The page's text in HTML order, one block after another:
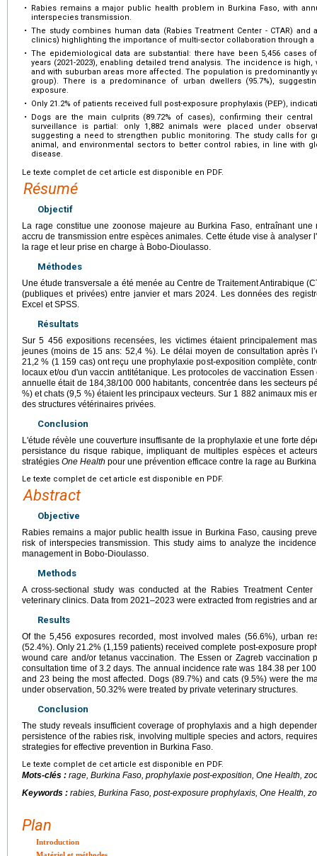
•
Rabies remains a major public health problem in Burkina Faso, with
interspecies transmission.
• The study combines human data (Rabies Treatment Center - CTAR) and
clinics) highlighting the importance of multi-sector collaboration through a
• The epidemiological data are substantial: there have been 5,456 cases
years (2021-2023), enabling detailed trend analysis. The incidence is high,
and with suburban areas more affected. The population is predominantly
group). There is a predominance of urban dwellers (95.7%),
exposure.
•
Only 21.2% of patients received full post-exposure prophylaxis (PEP),
•
Dogs are the main culprits (89.72% of cases), confirming their
surveillance is partial: only 1,882 animals were placed under
suggesting a need to strengthen public monitoring. The study calls for
animal, and environmental sectors to better control rabies, in line with
disease.
Le texte complet de cet article est disponible en PDF.
Résumé
Objectif
La rage constitue une zoonose majeure au Burkina Faso, entraînant
accru de transmission entre espèces animales. Cette étude vise à
la rage et leur prise en charge à Bobo-Dioulasso.
Méthodes
Une étude transversale a été menée au Centre de Traitement Antirabique
(publiques et privées) entre janvier et mars 2024. Les données des
Excel et SPSS.
Résultats
Sur 5 456 expositions recensées, les victimes étaient principalement
jeunes (moins de 15 ans: 52,4 %). Le délai moyen de consultation après
21,2 % (1 159 cas) ont reçu une prophylaxie post-exposition complète,
locaux et/ou d'un vaccin antitétanique. Les protocoles de vaccination
annuelle était de 184,38/100 000 habitants, concentrée dans les secteurs
%) et chats (9,5 %) étaient les principaux vecteurs. Sur 1 882 animaux mis
des structures vétérinaires privées.
Conclusion
L'étude révèle une couverture insuffisante de la prophylaxie et une forte
persistance du risque rabique, impliquant de multiples espèces et
stratégies One Health pour une prévention efficace contre la rage au
Le texte complet de cet article est disponible en PDF.
Abstract
Objective
Rabies remains a major public health issue in Burkina Faso, causing
risk of interspecies transmission. This study aims to analyze the
management in Bobo-Dioulasso.
Methods
A cross-sectional study was conducted at the Rabies Treatment
veterinary clinics. Data from 2021–2023 were extracted from registries and
Results
Of the 5,456 exposures recorded, most involved males (56.6%), urban
(52.4%). Only 21.2% (1,159 patients) received complete post-exposure
wound care and/or tetanus vaccination. The Essen or Zagreb vaccination
consultation time of 3.2 days. The annual incidence rate was 184.38 per
and 23 being the most affected. Dogs (89.7%) and cats (9.5%) were the
under observation, 50.32% were treated by private veterinary structures.
Conclusion
The study reveals insufficient coverage of prophylaxis and a high
persistence of the rabies risk, involving multiple species and actors,
strategies for effective prevention in Burkina Faso.
Le texte complet de cet article est disponible en PDF.
Mots-clés : rage, Burkina Faso, prophylaxie post-exposition, One Health,
Keywords : rabies, Burkina Faso, post-exposure prophylaxis, One Health,
Plan
Introduction